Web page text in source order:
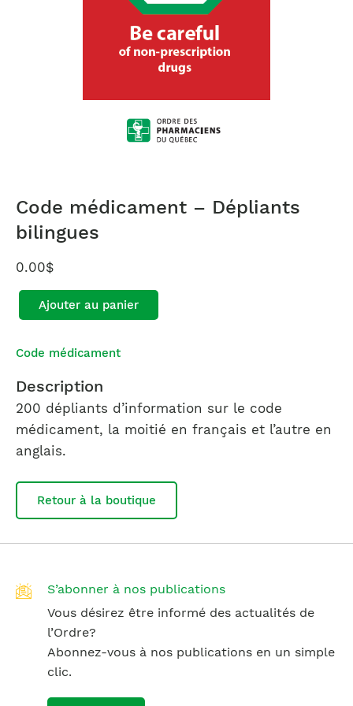
Code médicament – Dépliants
bilingues
0.00$
Ajouter au panier
Code médicament
Description
200 dépliants d’information sur le code
médicament, la moitié en français et l’autre en
anglais.
Retour à la boutique
S’abonner à nos publications
Vous désirez être informé des actualités de
l’Ordre?
Abonnez-vous à nos publications en un simple
clic.